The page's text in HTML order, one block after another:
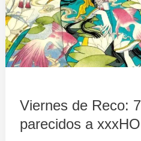
Viernes de Reco:
parecidos a
parecidos
a
xxxHOLIC